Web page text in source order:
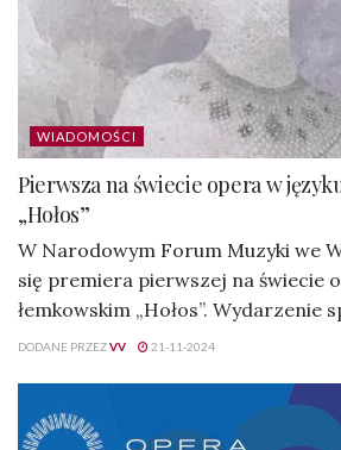
WIADOMOŚCI
Pierwsza na świecie opera w
„Hołos”
W Narodowym Forum Muzyki we
się premiera pierwszej na świecie
łemkowskim „Hołos”. Wydarzenie
DODANE PRZEZVV 21-11-2024